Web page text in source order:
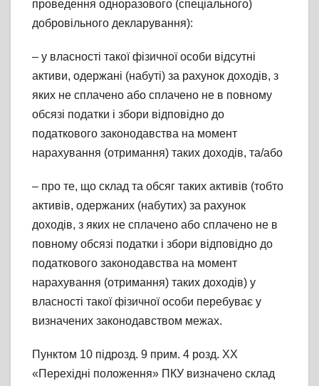
проведення одноразового (спеціального)
добровільного декларування):
– у власності такої фізичної особи відсутні
активи, одержані (набуті) за рахунок доходів, з
яких не сплачено або сплачено не в повному
обсязі податки і збори відповідно до
податкового законодавства на момент
нарахування (отримання) таких доходів, та/або
– про те, що склад та обсяг таких активів (тобто
активів, одержаних (набутих) за рахунок
доходів, з яких не сплачено або сплачено не в
повному обсязі податки і збори відповідно до
податкового законодавства на момент
нарахування (отримання) таких доходів) у
власності такої фізичної особи перебуває у
визначених законодавством межах.
Пунктом 10 підрозд. 9 прим. 4 розд. XX
«Перехідні положення» ПКУ визначено склад